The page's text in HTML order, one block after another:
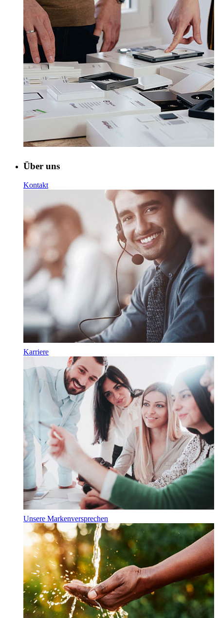
Über uns
Kontakt
Karriere
Unsere Markenversprechen